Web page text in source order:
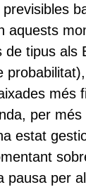
aquests
de tipus als
més
per
estat
pausa per